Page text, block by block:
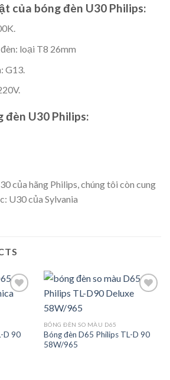
của bóng đèn U30 Philips:
loại T8 26mm
G13.
đèn U30 Philips:
của hãng Philips, chúng tôi còn cung
U30 của Sylvania
D 90
BÓNG ĐÈN SO MÀU D65
Bóng đèn D65 Philips TL-D 90
58W/965